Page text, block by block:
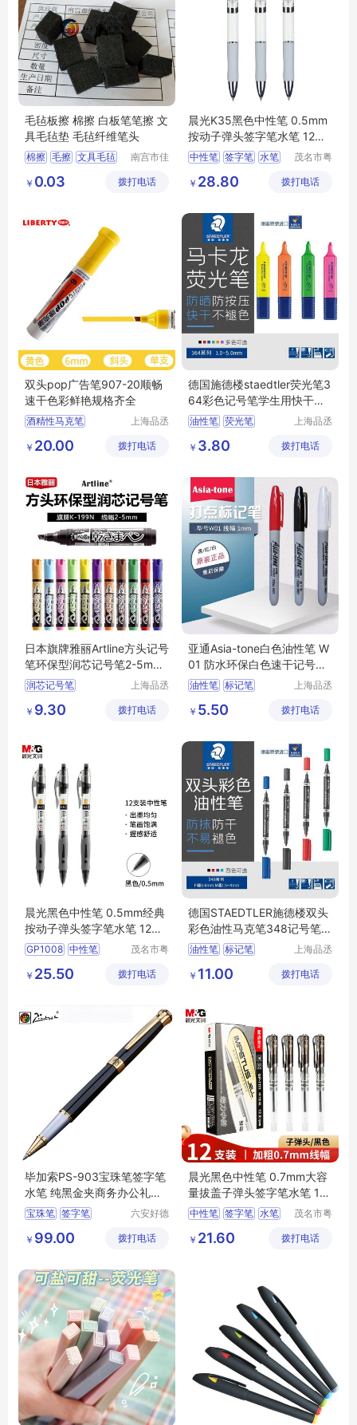
毛毡板擦 棉擦 白板笔笔擦 文
具毛毡垫 毛毡纤维笔头
棉擦 毛擦 文具毛毡
南宫市佳
品有限公
￥ 0.03 拨打电话
晨光K35黑色中性笔 0.5mm
按动子弹头签字笔水笔 12支/
盒AGPK3512
中性笔 签字笔 水笔
茂名市粤
限公司
￥ 28.80 拨打电话
双头pop广告笔907-20顺畅
速干色彩鲜艳规格齐全
酒精性马克笔
水彩笔 海报笔
上海品丞
公司
￥ 20.00 拨打电话
德国施德楼staedtler荧光笔3
64彩色记号笔学生用快干划
标记笔
油性笔 荧光笔
上海品丞
公司
￥ 3.80 拨打电话
日本旗牌雅丽Artline方头记号
笔环保型润芯记号笔2-5mm
线幅K-199N
润芯记号笔
环保型记号笔
上海品丞
公司
￥ 9.30 拨打电话
亚通Asia-tone白色油性笔 W
01 防水环保白色速干记号笔
标记笔1MM
油性笔 标记笔
上海品丞
公司
￥ 5.50 拨打电话
晨光黑色中性笔 0.5mm经典
按动子弹头签字笔水笔 12支/
盒GP1008
GP1008 中性笔
茂名市粤
限公司
￥ 25.50 拨打电话
德国STAEDTLER施德楼双头
彩色油性马克笔348记号笔工
厂实验室用
油性笔 标记笔
上海品丞
公司
￥ 11.00 拨打电话
毕加索PS-903宝珠笔签字笔
水笔 纯黑金夹商务办公礼品
笔
宝珠笔 签字笔
六安好德
公司
￥ 99.00 拨打电话
晨光黑色中性笔 0.7mm大容
量拔盖子弹头签字笔水笔 12
支/盒GP1111
中性笔 签字笔 水笔
茂名市粤
限公司
￥ 21.60 拨打电话